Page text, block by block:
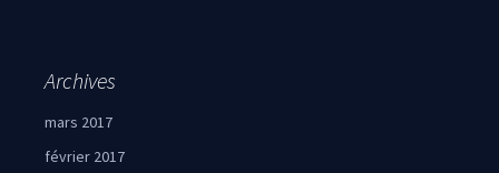
Archives
mars 2017
février 2017